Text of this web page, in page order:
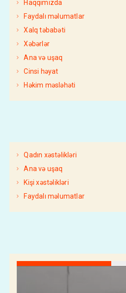
Haqqımızda
Faydalı məlumatlar
Xalq təbabəti
Xəbərlər
Ana və uşaq
Cinsi həyat
Həkim məsləhəti
Qadın xəstəlikləri
Ana və uşaq
Kişi xəstəlikləri
Faydalı məlumatlar